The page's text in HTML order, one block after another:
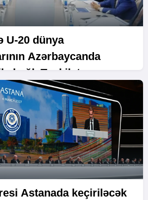
U-20 dünya
Azərbaycanda
bağlı Təşkilat
baş tutub
Astanada keçiriləcək